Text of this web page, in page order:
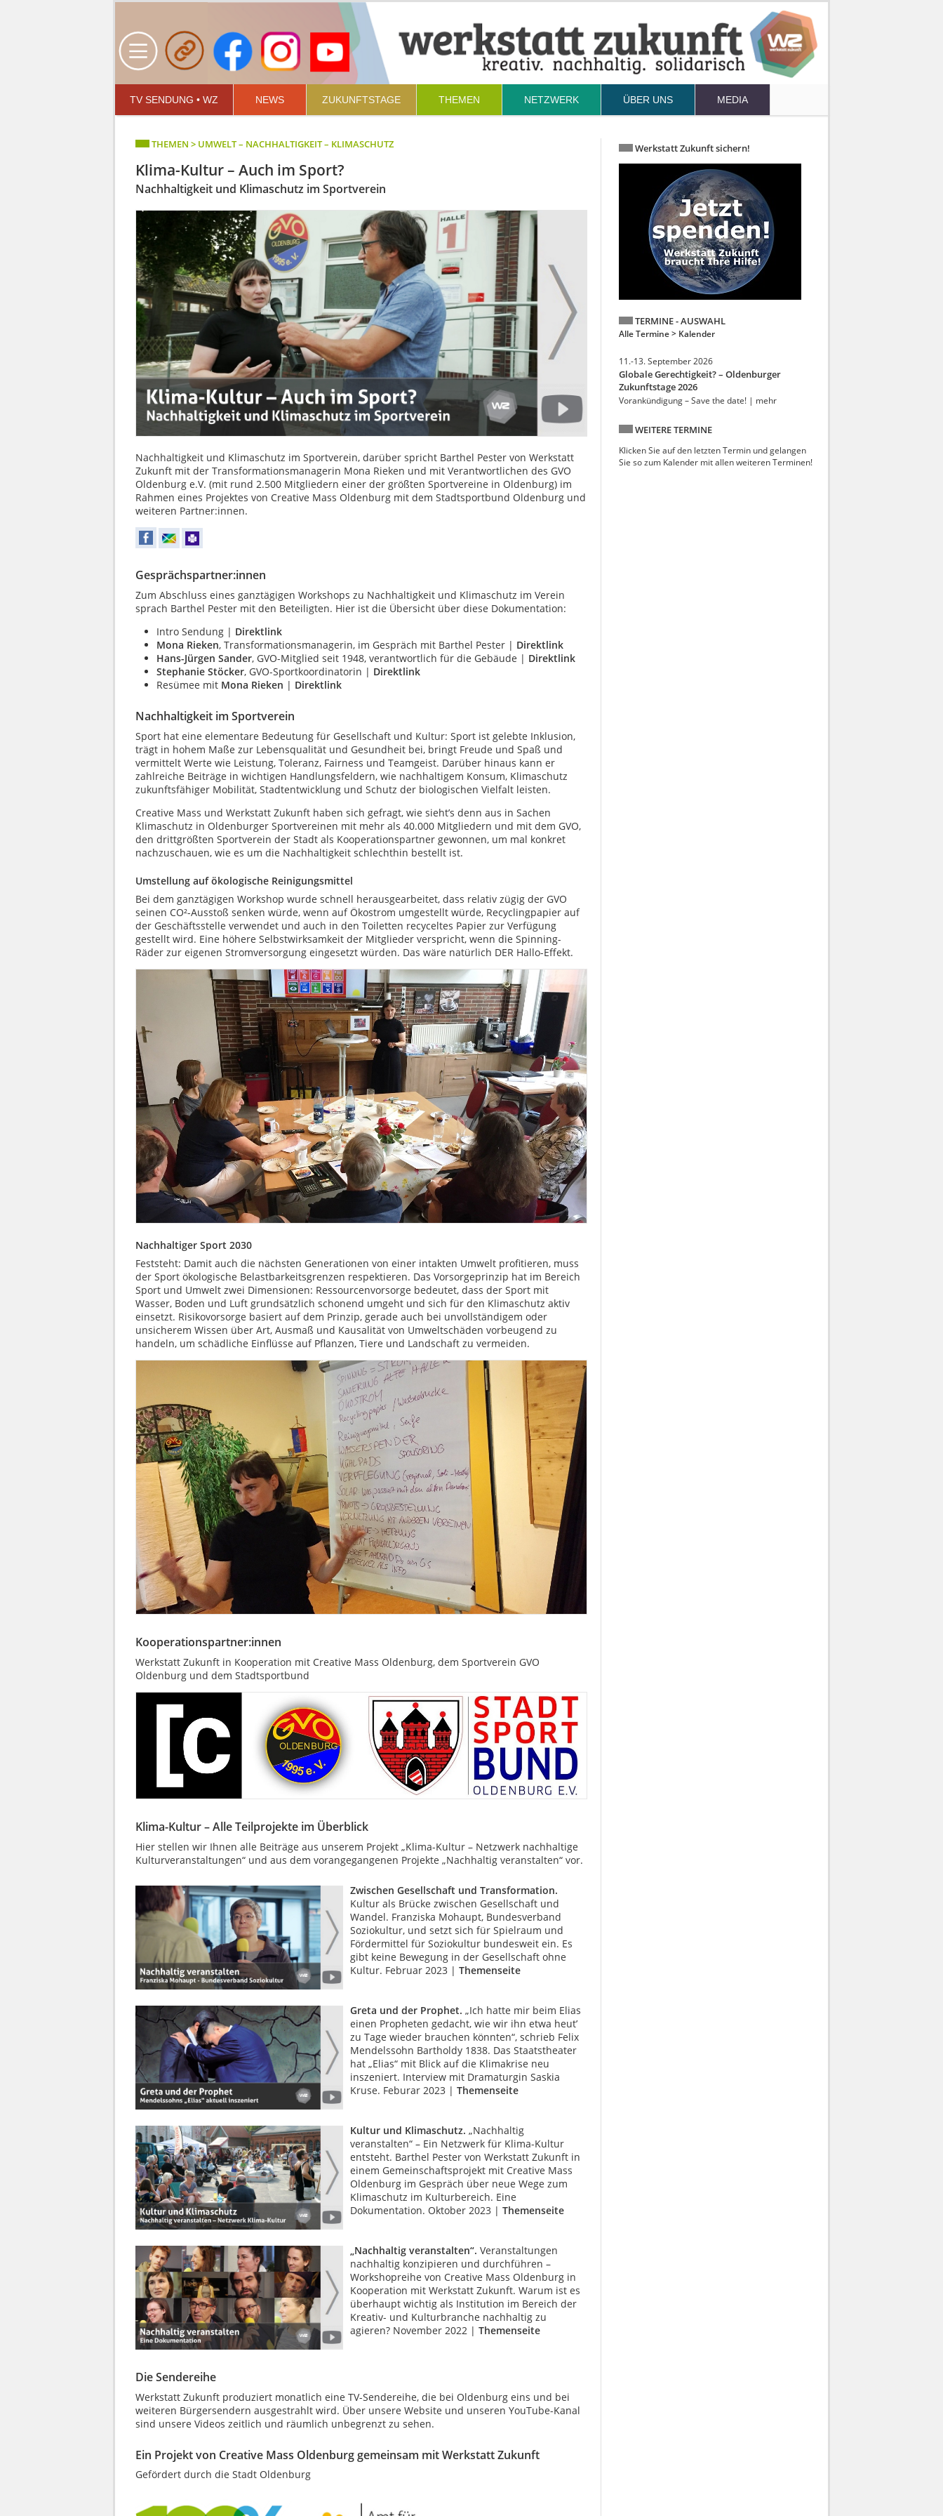
TV SENDUNG • WZ NEWS ZUKUNFTSTAGE THEMEN NETZWERK ÜBER UNS MEDIA
THEMEN > UMWELT – NACHHALTIGKEIT – KLIMASCHUTZ
Klima-Kultur – Auch im Sport?
Nachhaltigkeit und Klimaschutz im Sportverein
Nachhaltigkeit und Klimaschutz im Sportverein, darüber spricht Barthel Pester von Werkstatt
Zukunft mit der Transformationsmanagerin Mona Rieken und mit Verantwortlichen des GVO
Oldenburg e.V. (mit rund 2.500 Mitgliedern einer der größten Sportvereine in Oldenburg) im
Rahmen eines Projektes von Creative Mass Oldenburg mit dem Stadtsportbund Oldenburg und
weiteren Partner:innen.
Gesprächspartner:innen
Zum Abschluss eines ganztägigen Workshops zu Nachhaltigkeit und Klimaschutz im Verein
sprach Barthel Pester mit den Beteiligten. Hier ist die Übersicht über diese Dokumentation:
Intro Sendung | Direktlink
Mona Rieken, Transformationsmanagerin, im Gespräch mit Barthel Pester | Direktlink
Hans-Jürgen Sander, GVO-Mitglied seit 1948, verantwortlich für die Gebäude | Direktlink
Stephanie Stöcker, GVO-Sportkoordinatorin | Direktlink
Resümee mit Mona Rieken | Direktlink
Nachhaltigkeit im Sportverein
Sport hat eine elementare Bedeutung für Gesellschaft und Kultur: Sport ist gelebte Inklusion,
trägt in hohem Maße zur Lebensqualität und Gesundheit bei, bringt Freude und Spaß und
vermittelt Werte wie Leistung, Toleranz, Fairness und Teamgeist. Darüber hinaus kann er
zahlreiche Beiträge in wichtigen Handlungsfeldern, wie nachhaltigem Konsum, Klimaschutz
zukunftsfähiger Mobilität, Stadtentwicklung und Schutz der biologischen Vielfalt leisten.
Creative Mass und Werkstatt Zukunft haben sich gefragt, wie sieht’s denn aus in Sachen
Klimaschutz in Oldenburger Sportvereinen mit mehr als 40.000 Mitgliedern und mit dem GVO,
den drittgrößten Sportverein der Stadt als Kooperationspartner gewonnen, um mal konkret
nachzuschauen, wie es um die Nachhaltigkeit schlechthin bestellt ist.
Umstellung auf ökologische Reinigungsmittel
Bei dem ganztägigen Workshop wurde schnell herausgearbeitet, dass relativ zügig der GVO
seinen CO²-Ausstoß senken würde, wenn auf Ökostrom umgestellt würde, Recyclingpapier auf
der Geschäftsstelle verwendet und auch in den Toiletten recyceltes Papier zur Verfügung
gestellt wird. Eine höhere Selbstwirksamkeit der Mitglieder verspricht, wenn die Spinning-
Räder zur eigenen Stromversorgung eingesetzt würden. Das wäre natürlich DER Hallo-Effekt.
Nachhaltiger Sport 2030
Feststeht: Damit auch die nächsten Generationen von einer intakten Umwelt profitieren, muss
der Sport ökologische Belastbarkeitsgrenzen respektieren. Das Vorsorgeprinzip hat im Bereich
Sport und Umwelt zwei Dimensionen: Ressourcenvorsorge bedeutet, dass der Sport mit
Wasser, Boden und Luft grundsätzlich schonend umgeht und sich für den Klimaschutz aktiv
einsetzt. Risikovorsorge basiert auf dem Prinzip, gerade auch bei unvollständigem oder
unsicherem Wissen über Art, Ausmaß und Kausalität von Umweltschäden vorbeugend zu
handeln, um schädliche Einflüsse auf Pflanzen, Tiere und Landschaft zu vermeiden.
Kooperationspartner:innen
Werkstatt Zukunft in Kooperation mit Creative Mass Oldenburg, dem Sportverein GVO
Oldenburg und dem Stadtsportbund
Klima-Kultur – Alle Teilprojekte im Überblick
Hier stellen wir Ihnen alle Beiträge aus unserem Projekt „Klima-Kultur – Netzwerk nachhaltige
Kulturveranstaltungen“ und aus dem vorangegangenen Projekte „Nachhaltig veranstalten“ vor.
Zwischen Gesellschaft und Transformation.
Kultur als Brücke zwischen Gesellschaft und
Wandel. Franziska Mohaupt, Bundesverband
Soziokultur, und setzt sich für Spielraum und
Fördermittel für Soziokultur bundesweit ein. Es
gibt keine Bewegung in der Gesellschaft ohne
Kultur. Februar 2023 | Themenseite
Greta und der Prophet. „Ich hatte mir beim Elias
einen Propheten gedacht, wie wir ihn etwa heut’
zu Tage wieder brauchen könnten“, schrieb Felix
Mendelssohn Bartholdy 1838. Das Staatstheater
hat „Elias“ mit Blick auf die Klima­krise neu
inszeniert. Interview mit Dramaturgin Saskia
Kruse. Feburar 2023 | Themenseite
Kultur und Klimaschutz. „Nachhaltig
veranstalten“ – Ein Netzwerk für Klima-Kultur
entsteht. Barthel Pester von Werkstatt Zukunft in
einem Gemeinschaftsprojekt mit Creative Mass
Oldenburg im Gespräch über neue Wege zum
Klimaschutz im Kulturbereich. Eine
Dokumentation. Oktober 2023 | Themenseite
„Nachhaltig veranstalten“. Veranstaltungen
nachhaltig konzipieren und durchführen –
Workshopreihe von Creative Mass Oldenburg in
Kooperation mit Werkstatt Zukunft. Warum ist es
überhaupt wichtig als Institution im Bereich der
Kreativ- und Kulturbranche nachhaltig zu
agieren? November 2022 | Themenseite
Die Sendereihe
Werkstatt Zukunft produziert monatlich eine TV-Sendereihe, die bei Oldenburg eins und bei
weiteren Bürgersendern ausgestrahlt wird. Über unsere Website und unseren YouTube-Kanal
sind unsere Videos zeitlich und räumlich unbegrenzt zu sehen.
Ein Projekt von Creative Mass Oldenburg gemeinsam mit Werkstatt Zukunft
Gefördert durch die Stadt Oldenburg
Werkstatt Zukunft sichern!
TERMINE - AUSWAHL
Alle Termine > Kalender
11.-13. September 2026
Globale Gerechtigkeit? – Oldenburger
Zukunftstage 2026
Vorankündigung – Save the date! | mehr
WEITERE TERMINE
Klicken Sie auf den letzten Termin und gelangen
Sie so zum Kalender mit allen weiteren Terminen!